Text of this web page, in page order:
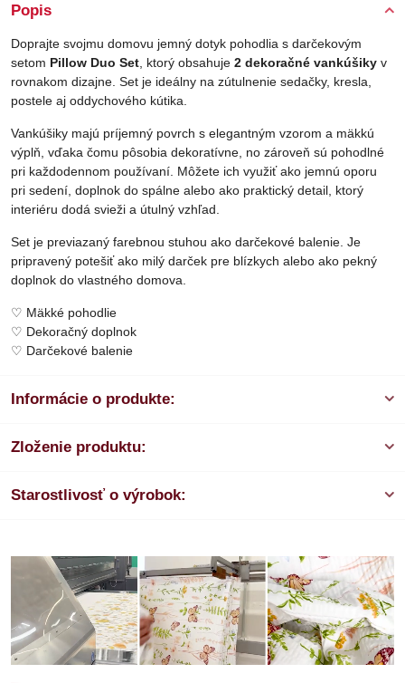
Popis
Doprajte svojmu domovu jemný dotyk pohodlia s darčekovým
setom Pillow Duo Set , ktorý obsahuje 2 dekoračné vankúšiky v
rovnakom dizajne. Set je ideálny na zútulnenie sedačky, kresla,
postele aj oddychového kútika.
Vankúšiky majú príjemný povrch s elegantným vzorom a mäkkú
výplň, vďaka čomu pôsobia dekoratívne, no zároveň sú pohodlné
pri každodennom používaní. Môžete ich využiť ako jemnú oporu
pri sedení, doplnok do spálne alebo ako praktický detail, ktorý
interiéru dodá svieži a útulný vzhľad.
Set je previazaný farebnou stuhou ako darčekové balenie. Je
pripravený potešiť ako milý darček pre blízkych alebo ako pekný
doplnok do vlastného domova.
♡ Mäkké pohodlie
♡ Dekoračný doplnok
♡ Darčekové balenie
Informácie o produkte:
Zloženie produktu:
Starostlivosť o výrobok: